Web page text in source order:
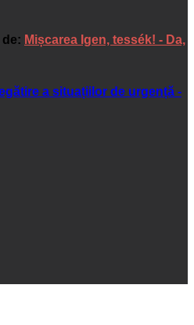
Mișcarea Igen, tessék! - Da,
a situațiilor de urgență -